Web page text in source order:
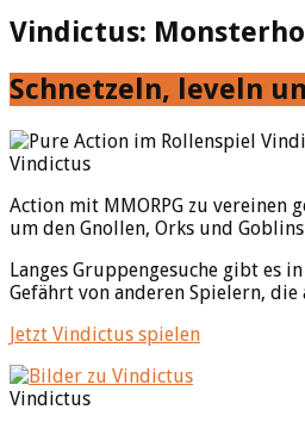
Vindictus:
Schnetzeln, leveln
Vindictus
Action mit MMORPG zu vereinen
um den Gnollen, Orks und
Langes Gruppengesuche gibt es
Gefährt von anderen Spielern,
Jetzt Vindictus spielen
Vindictus